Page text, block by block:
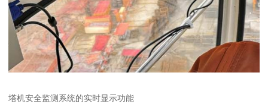
塔机安全监测系统的实时显示功能